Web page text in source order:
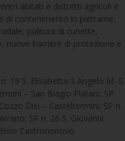
abitati e distretti agricoli e
di contenimento in pietrame,
pulitura di cunette,
nuove barriere di protezione e
19 S. Elisabetta-S.Angelo M.-S.
– San Biagio Platani; SP
Disi – Casteltermini; SP n.
SP n. 26 S. Giovanni
Castrononovo.